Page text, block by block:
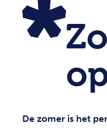
De zomer is het